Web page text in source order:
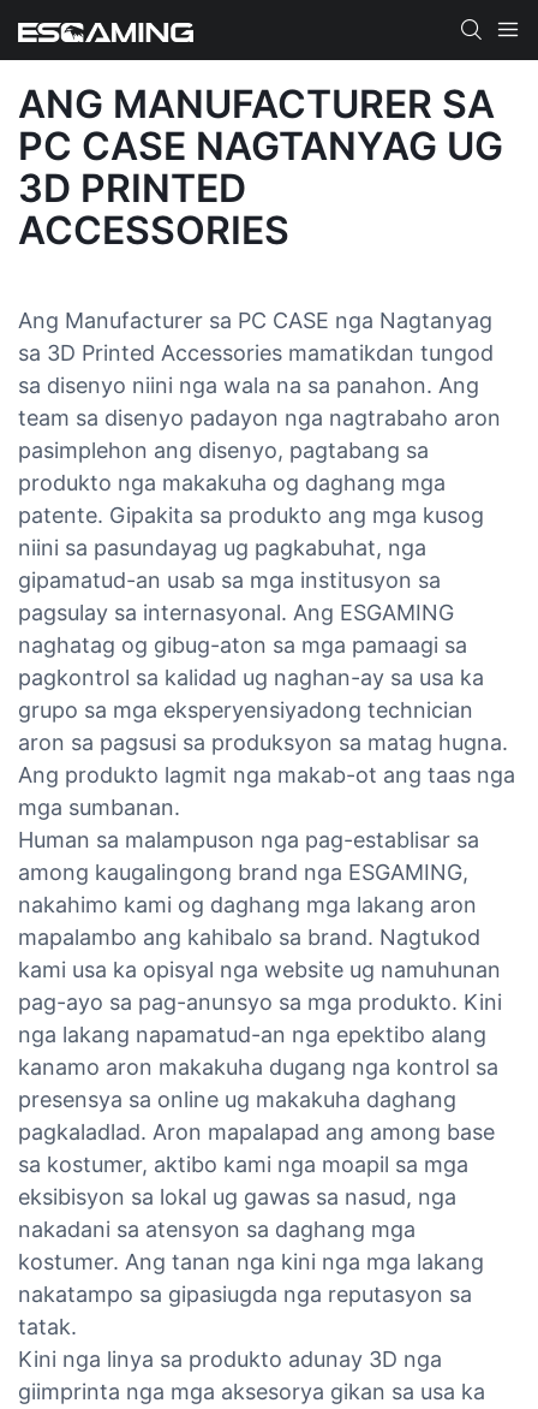
ANG MANUFACTURER SA
PC CASE NAGTANYAG UG
3D PRINTED
ACCESSORIES
Ang Manufacturer sa PC CASE nga Nagtanyag
sa 3D Printed Accessories mamatikdan tungod
sa disenyo niini nga wala na sa panahon. Ang
team sa disenyo padayon nga nagtrabaho aron
pasimplehon ang disenyo, pagtabang sa
produkto nga makakuha og daghang mga
patente. Gipakita sa produkto ang mga kusog
niini sa pasundayag ug pagkabuhat, nga
gipamatud-an usab sa mga institusyon sa
pagsulay sa internasyonal. Ang ESGAMING
naghatag og gibug-aton sa mga pamaagi sa
pagkontrol sa kalidad ug naghan-ay sa usa ka
grupo sa mga eksperyensiyadong technician
aron sa pagsusi sa produksyon sa matag hugna.
Ang produkto lagmit nga makab-ot ang taas nga
mga sumbanan.
Human sa malampuson nga pag-establisar sa
among kaugalingong brand nga ESGAMING,
nakahimo kami og daghang mga lakang aron
mapalambo ang kahibalo sa brand. Nagtukod
kami usa ka opisyal nga website ug namuhunan
pag-ayo sa pag-anunsyo sa mga produkto. Kini
nga lakang napamatud-an nga epektibo alang
kanamo aron makakuha dugang nga kontrol sa
presensya sa online ug makakuha daghang
pagkaladlad. Aron mapalapad ang among base
sa kostumer, aktibo kami nga moapil sa mga
eksibisyon sa lokal ug gawas sa nasud, nga
nakadani sa atensyon sa daghang mga
kostumer. Ang tanan nga kini nga mga lakang
nakatampo sa gipasiugda nga reputasyon sa
tatak.
Kini nga linya sa produkto adunay 3D nga
giimprinta nga mga aksesorya gikan sa usa ka